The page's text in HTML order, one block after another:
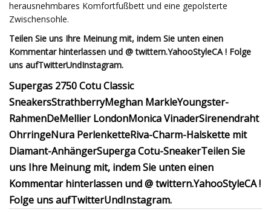
herausnehmbares Komfortfußbett und eine gepolsterte
Zwischensohle.
Teilen Sie uns Ihre Meinung mit, indem Sie unten einen
Kommentar hinterlassen und @ twittern.YahooStyleCA! Folge
uns aufTwitterUndInstagram.
Supergas 2750 Cotu Classic
SneakersStrathberryMeghan MarkleYoungster-
RahmenDeMellier LondonMonica VinaderSirenendraht
OhrringeNura PerlenketteRiva-Charm-Halskette mit
Diamant-AnhängerSuperga Cotu-SneakerTeilen Sie
uns Ihre Meinung mit, indem Sie unten einen
Kommentar hinterlassen und @ twittern.YahooStyleCA!
Folge uns aufTwitterUndInstagram.